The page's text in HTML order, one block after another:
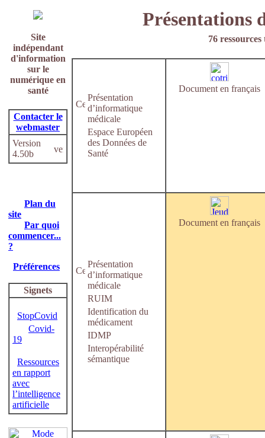
Site
indépendant
d'information
sur le
numérique en
santé
Contacter le
webmaster
Version
4.50b
Plan du
site
Par quoi
commencer...
?
Préférences
Signets
StopCovid
Covid-
19
Ressources
en rapport
avec
l’intelligence
artificielle
Présentations
76
Présentation
d’informatique
médicale
Espace Européen
des Données de
Santé
Document en français
Présentation
d’informatique
médicale
RUIM
Identification du
médicament
IDMP
Interopérabilité
sémantique
Document en français